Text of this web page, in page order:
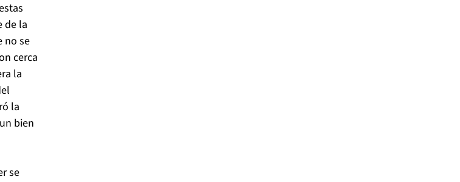
de la
no se
cerca
la
la
bien
se